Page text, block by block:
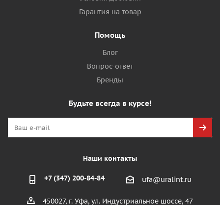
Гарантия на товар
Помощь
Блог
Вопрос-ответ
Бренды
Будьте всегда в курсе!
Наши контакты
+7 (347) 200-84-84 ufa@uralint.ru
450027, г. Уфа, ул. Индустриальное шоссе, 47